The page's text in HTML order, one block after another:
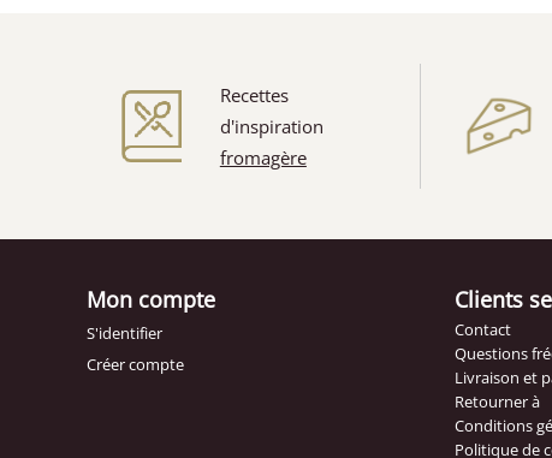
Recettes
d'inspiration
fromagère
Mon compte
S'identifier
Créer compte
Clients
Contact
Questions
Livraison et
Retourner à
Conditions
Politique de